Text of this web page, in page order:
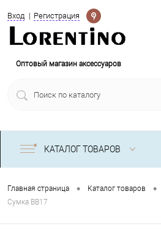
Вход Регистрация
Определение
Оптовый магазин аксессуаров
КАТАЛОГ ТОВАРОВ
Главная страница • Каталог товаров •
Сумка BB17